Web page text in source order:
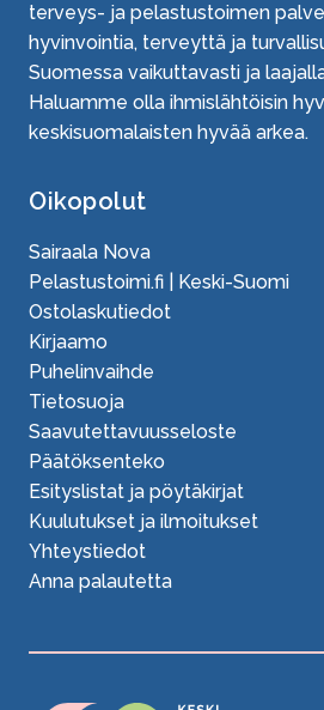
terveys- ja pelastustoimen
hyvinvointia, terveyttä ja
Suomessa vaikuttavasti ja
Haluamme olla ihmislähtöisin
keskisuomalaisten hyvää arkea.
Oikopolut
Sairaala Nova
Pelastustoimi.fi | Keski-Suomi
Ostolaskutiedot
Kirjaamo
Puhelinvaihde
Tietosuoja
Saavutettavuusseloste
Päätöksenteko
Esityslistat ja pöytäkirjat
Kuulutukset ja ilmoitukset
Yhteystiedot
Anna palautetta